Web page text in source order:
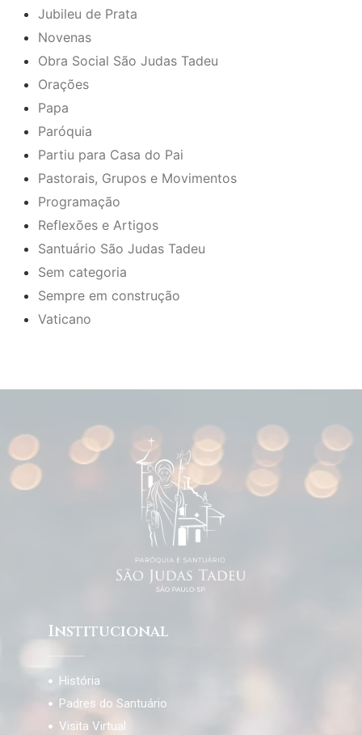
Jubileu de Prata
Novenas
Obra Social São Judas Tadeu
Orações
Papa
Paróquia
Partiu para Casa do Pai
Pastorais, Grupos e Movimentos
Programação
Reflexões e Artigos
Santuário São Judas Tadeu
Sem categoria
Sempre em construção
Vaticano
Institucional
História
Padres do Santuário
Visita Virtual